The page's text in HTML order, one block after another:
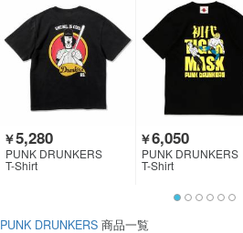
￥5,280
PUNK DRUNKERS
T-Shirt
￥6,050
PUNK DRUNKERS
T-Shirt
PUNK DRUNKERS 商品一覧